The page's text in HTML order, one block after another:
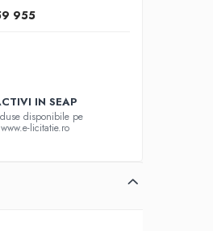
955
IN SEAP
disponibile pe
www.e-licitatie.ro